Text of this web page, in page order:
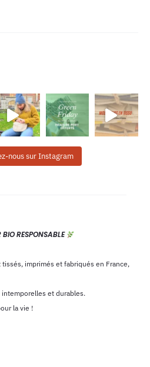
nous sur Instagram
RESPONSABLE
imprimés et fabriqués en France,
et durables.
la vie !